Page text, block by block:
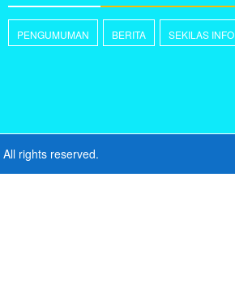
PENGUMUMAN BERITA SEKILAS INFO
All rights reserved.